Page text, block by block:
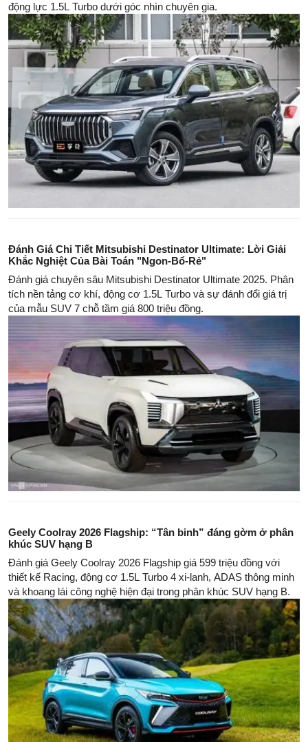
động lực 1.5L Turbo dưới góc nhìn chuyên gia.
Đánh Giá Chi Tiết Mitsubishi Destinator Ultimate: Lời Giải
Khắc Nghiệt Của Bài Toán "Ngon-Bổ-Rẻ"
Đánh giá chuyên sâu Mitsubishi Destinator Ultimate 2025. Phân
tích nền tảng cơ khí, động cơ 1.5L Turbo và sự đánh đổi giá trị
của mẫu SUV 7 chỗ tầm giá 800 triệu đồng.
Geely Coolray 2026 Flagship: “Tân binh” đáng gờm ở phân
khúc SUV hạng B
Đánh giá Geely Coolray 2026 Flagship giá 599 triệu đồng với
thiết kế Racing, động cơ 1.5L Turbo 4 xi-lanh, ADAS thông minh
và khoang lái công nghệ hiện đại trong phân khúc SUV hạng B.